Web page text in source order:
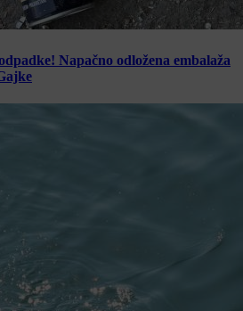
Napačno odložena embalaža